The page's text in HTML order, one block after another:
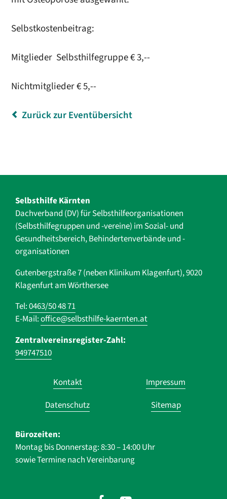
Selbstkostenbeitrag:
Mitglieder Selbsthilfegruppe € 3,--
Nichtmitglieder € 5,--
Zurück zur Eventübersicht
Selbsthilfe Kärnten
Dachverband (DV) für Selbsthilfe­organisationen
(Selbsthilfegruppen und -vereine) im Sozial- und
Gesundheits­bereich, ­Behindertenverbände und ­-
organisationen
Gutenbergstraße 7 (neben Klinikum Klagenfurt), 9020
Klagenfurt am Wörthersee
Tel:0463/50 48 71
E-Mail:office@selbsthilfe-kaernten.at
Zentralvereinsregister-Zahl:
949747510
Navigation
überspringen
Kontakt
Impressum
Datenschutz
Sitemap
Bürozeiten:
Montag bis Donnerstag: 8:30 – 14:00 Uhr
sowie Termine nach Vereinbarung